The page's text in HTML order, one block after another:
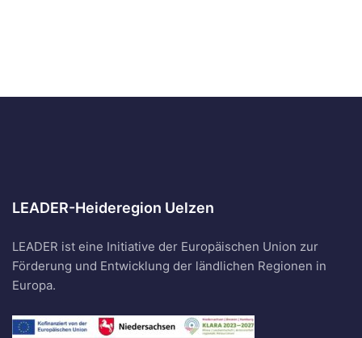
LEADER-Heideregion Uelzen
LEADER ist eine Initiative der Europäischen Union zur
Förderung und Entwicklung der ländlichen Regionen in
Europa.